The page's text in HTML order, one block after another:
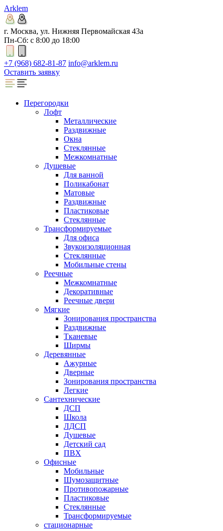
Arklem
г. Москва, ул. Нижняя Первомайская 43а
Пн-Сб: с 8:00 до 18:00
+7 (968) 682-81-87 info@arklem.ru
Оставить заявку
Перегородки
Лофт
Металлические
Раздвижные
Окна
Стеклянные
Межкомнатные
Душевые
Для ванной
Поликабонат
Матовые
Раздвижные
Пластиковые
Стеклянные
Трансформируемые
Для офиса
Звукоизоляционная
Стеклянные
Мобильные стены
Реечные
Межкомнатные
Декоративные
Реечные двери
Мягкие
Зонирования пространства
Раздвижные
Тканевые
Ширмы
Деревянные
Ажурные
Дверные
Зонирования пространства
Легкие
Сантехнические
ДСП
Школа
ЛДСП
Душевые
Детский сад
ПВХ
Офисные
Мобильные
Шумозащитные
Противопожарные
Пластиковые
Стеклянные
Трансформируемые
стационарные